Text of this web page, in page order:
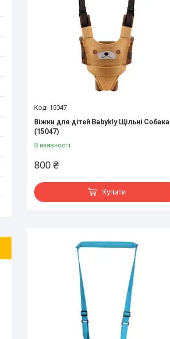
15047
Віжки для дітей Babykly Щільні Собака
(15047)
В наявності
800 ₴
Купити